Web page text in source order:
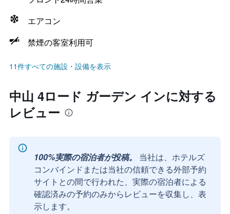
エアコン
禁煙の客室利用可
11件すべての施設・設備を表示
中山 4ロード ガーデン インに対する
レビュー
100%実際の宿泊者が投稿。
当社は、ホテルズ
コンバインドまたは当社の信頼できる外部予約
サイトとの間で行われた、実際の宿泊者による
確認済みの予約のみからレビューを収集し、表
示します。